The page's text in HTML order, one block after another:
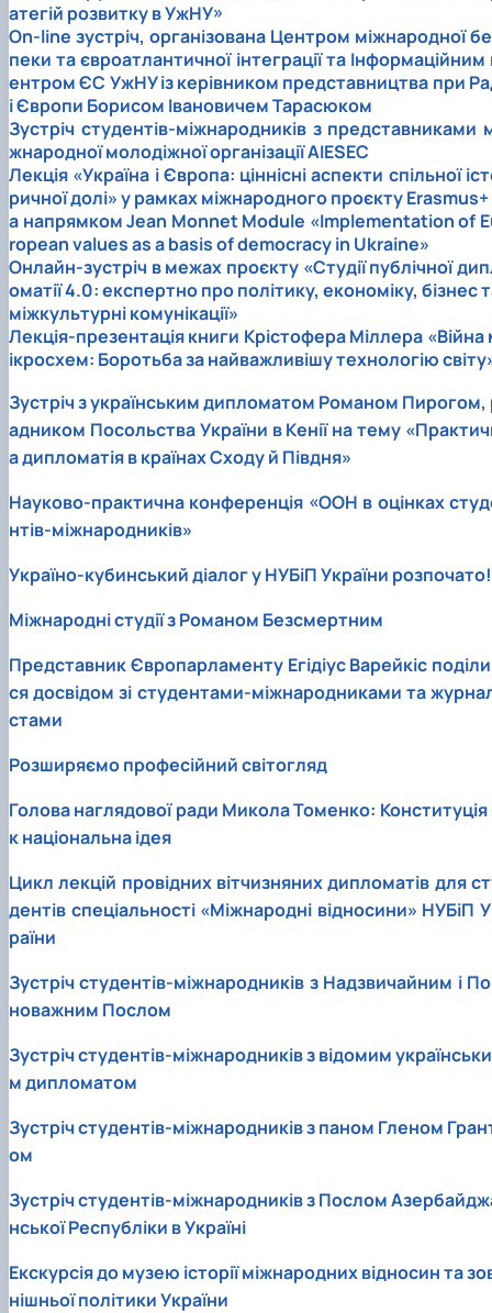
атегій розвитку в УжНУ»
On-line зустріч, організована Центром міжнародної
пеки та євроатлантичної інтеграції та Інформаційним
ентром ЄС УжНУ із керівником представництва при
і Європи Борисом Івановичем Тарасюком
Зустріч студентів-міжнародників з представниками
жнародної молодіжної організації AIESEC
Лекція «Україна і Європа: ціннісні аспекти спільної
ричної долі» у рамках міжнародного проєкту Erasmus+
а напрямком Jean Monnet Module «Implementation of
ropean values as a basis of democracy in Ukraine»
Онлайн-зустріч в межах проєкту «Студії публічної
оматії 4.0: експертно про політику, економіку, бізнес
міжкультурні комунікації»
Лекція-презентація книги Крістофера Міллера «Війна
ікросхем: Боротьба за найважливішу технологію
Зустріч з українським дипломатом Романом Пирогом,
адником Посольства України в Кенії на тему
а дипломатія в країнах Сходу й Півдня»
Науково-практична конференція «ООН в оцінках
нтів-міжнародників»
Україно-кубинський діалог у НУБіП України розпочато!
Міжнародні студії з Романом Безсмертним
Представник Європарламенту Егідіус Варейкіс
ся досвідом зі студентами-міжнародниками та
стами
Розширяємо професійний світогляд
Голова наглядової ради Микола Томенко: Конституція
к національна ідея
Цикл лекцій провідних вітчизняних дипломатів для
дентів спеціальності «Міжнародні відносини» НУБіП
раїни
Зустріч студентів-міжнародників з Надзвичайним і
новажним Послом
Зустріч студентів-міжнародників з відомим українськи
м дипломатом
Зустріч студентів-міжнародників з паном Гленом
ом
Зустріч студентів-міжнародників з Послом
нської Республіки в Україні
Екскурсія до музею історії міжнародних відносин та
нішньої політики України